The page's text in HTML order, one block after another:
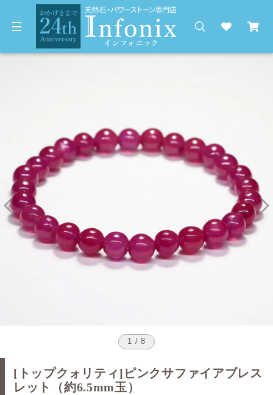
1 / 8
[トップクォリティ]ピンクサファイアブレス
レット（約6.5mm玉）